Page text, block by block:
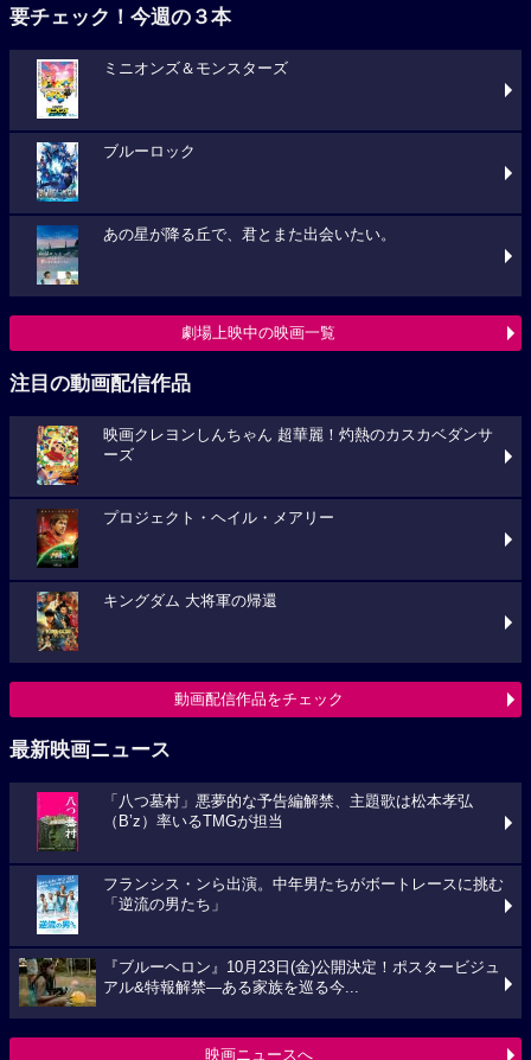
要チェック！今週の３本
ミニオンズ＆モンスターズ
ブルーロック
あの星が降る丘で、君とまた出会いたい。
劇場上映中の映画一覧
注目の動画配信作品
映画クレヨンしんちゃん 超華麗！灼熱のカスカベダンサ
ーズ
プロジェクト・ヘイル・メアリー
キングダム 大将軍の帰還
動画配信作品をチェック
最新映画ニュース
「八つ墓村」悪夢的な予告編解禁、主題歌は松本孝弘
（B’z）率いるTMGが担当
フランシス・ンら出演。中年男たちがボートレースに挑む
「逆流の男たち」
『ブルーヘロン』10月23日(金)公開決定！ポスタービジュ
アル&特報解禁―ある家族を巡る今...
映画ニュースへ